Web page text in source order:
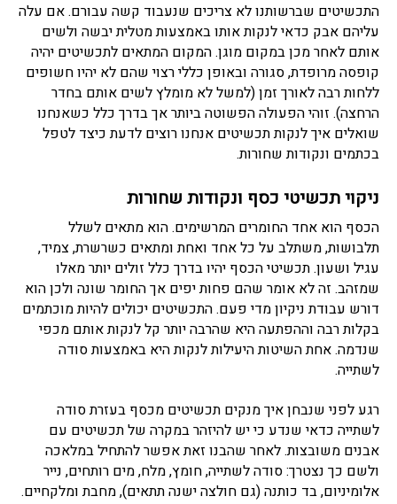
התכשיטים שברשותנו לא צריכים שנעבוד קשה עבורם. אם עלה
עליהם אבק כדאי לנקות אותו באמצעות מטלית יבשה ולשים
אותם לאחר מכן במקום מוגן. המקום המתאים לתכשיטים יהיה
קופסה מרופדת, סגורה ובאופן כללי רצוי שהם לא יהיו חשופים
ללחות רבה לאורך זמן (למשל לא מומלץ לשים אותם בחדר
הרחצה). זוהי הפעולה הפשוטה ביותר אך בדרך כלל כשאנחנו
שואלים איך לנקות תכשיטים אנחנו רוצים לדעת כיצד לטפל
בכתמים ונקודות שחורות.
ניקוי תכשיטי כסף ונקודות שחורות
הכסף הוא אחד החומרים המרשימים. הוא מתאים לשלל
תלבושות, משתלב על כל אחד ואחת ומתאים כשרשרת, צמיד,
עגיל ושעון. תכשיטי הכסף יהיו בדרך כלל זולים יותר מאלו
שמזהב. זה לא אומר שהם פחות יפים אך החומר שונה ולכן הוא
דורש עבודת ניקיון מדי פעם. התכשיטים יכולים להיות מוכתמים
בקלות רבה וההפתעה היא שהרבה יותר קל לנקות אותם מכפי
שנדמה. אחת השיטות היעילות לנקות היא באמצעות סודה
לשתייה.
רגע לפני שנבחן איך מנקים תכשיטים מכסף בעזרת סודה
לשתייה כדאי שנדע כי יש להיזהר במקרה של תכשיטים עם
אבנים משובצות. לאחר שהבנו זאת אפשר להתחיל במלאכה
ולשם כך נצטרך: סודה לשתייה, חומץ, מלח, מים רותחים, נייר
אלומיניום, בד כותנה (גם חולצה ישנה תתאים), מחבת ומלקחיים.